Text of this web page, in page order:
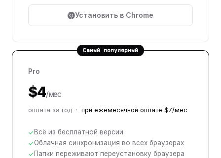
Установить в Chrome
Самый популярный
Pro
$4/мес
оплата за год · при ежемесячной оплате $7/мес
✓Всё из бесплатной версии
✓Облачная синхронизация во всех браузерах
✓Папки переживают переустановку браузера